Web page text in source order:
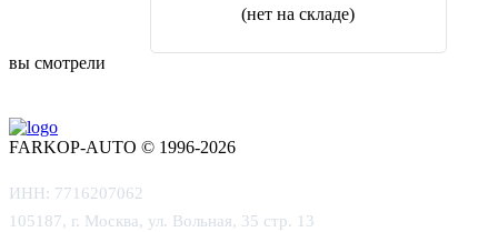
(нет на складе)
вы смотрели
FARKOP-AUTO © 1996-2026
ИНН: 7716207062
105187, г. Москва, ул. Вольная, 35 стр. 13